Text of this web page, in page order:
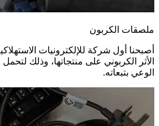
ملصقات الكربون
أصبحنا أول شركة للإلكترونيات
الأثر الكربوني على منتجاتها، وذلك
الوعي بتبعاته.